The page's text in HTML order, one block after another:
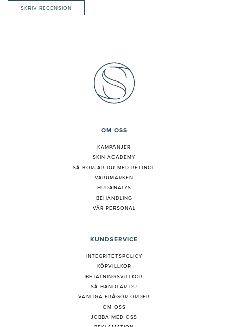
SKRIV RECENSION
OM OSS
KAMPANJER
SKIN ACADEMY
SÅ BÖRJAR DU MED RETINOL
VARUMÄRKEN
HUDANALYS
BEHANDLING
VÅR PERSONAL
KUNDSERVICE
INTEGRITETSPOLICY
KÖPVILLKOR
BETALNINGSVILLKOR
SÅ HANDLAR DU
VANLIGA FRÅGOR ORDER
OM OSS
JOBBA MED OSS